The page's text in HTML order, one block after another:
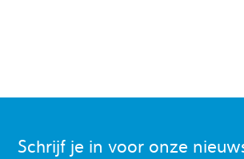
Schrijf je in voor onze